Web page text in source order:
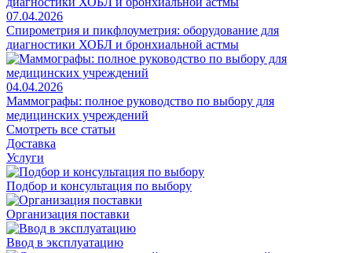
07.04.2026
Спирометрия и пикфлоуметрия: оборудование для
диагностики ХОБЛ и бронхиальной астмы
04.04.2026
Маммографы: полное руководство по выбору для
медицинских учреждений
Смотреть все статьи
Доставка
Услуги
Подбор и консультация по выбору
Организация поставки
Ввод в эксплуатацию